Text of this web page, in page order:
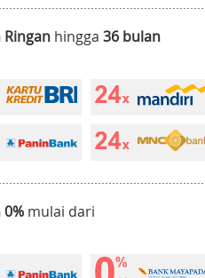
Ringan hingga 36 bulan
0% mulai dari